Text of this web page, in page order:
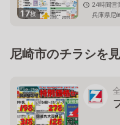
17枚
24時間営
兵庫県尼
尼崎市のチラシを